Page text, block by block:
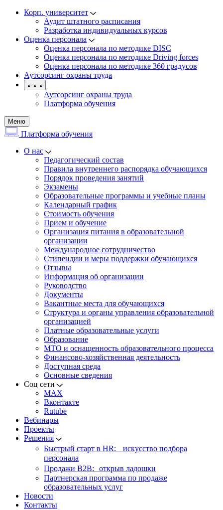
Корп. университет
Аудит штатного расписания
Разработка индивидуальных курсов
Оценка персонала
Оценка персонала по методике DISC
Оценка персонала по методике Driving forces
Оценка персонала по методике 360 градусов
Аутсорсинг охраны труда
Аутсорсинг охраны труда
Платформа обучения
Меню
Платформа обучения
О нас
Педагогический состав
Правила внутреннего распорядка обучающихся
Порядок проведения занятий
Экзамены
Образовательные программы и учебные планы
Календарный график
Стоимость обучения
Прием и обучение
Организация питания в образовательной
организации
Международное сотрудничество
Стипендии и меры поддержки обучающихся
Отзывы
Информация об организации
Руководство
Документы
Вакантные места для обучающихся
Структура и органы управления образовательной
организацией
Платные образовательные услуги
Образование
МТО и оснащенность образовательного процесса
Финансово-хозяйственная деятельность
Доступная среда
Основные сведения
Соц сети
MAX
Вконтакте
Rutube
Вебинары
Проекты
Решения
Быстрый старт в HR: искусство подбора
персонала
Продажи B2B: открыв ладошки
Партнерская программа по продаже
образовательных услуг
Новости
Контакты